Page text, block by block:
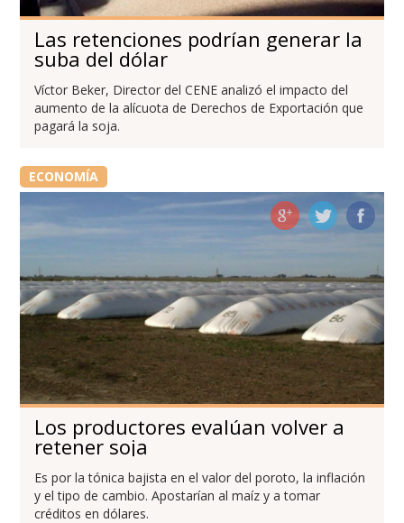
Las retenciones podrían generar la
suba del dólar
Víctor Beker, Director del CENE analizó el impacto del
aumento de la alícuota de Derechos de Exportación que
pagará la soja.
ECONOMÍA
Los productores evalúan volver a
retener soja
Es por la tónica bajista en el valor del poroto, la inflación
y el tipo de cambio. Apostarían al maíz y a tomar
créditos en dólares.